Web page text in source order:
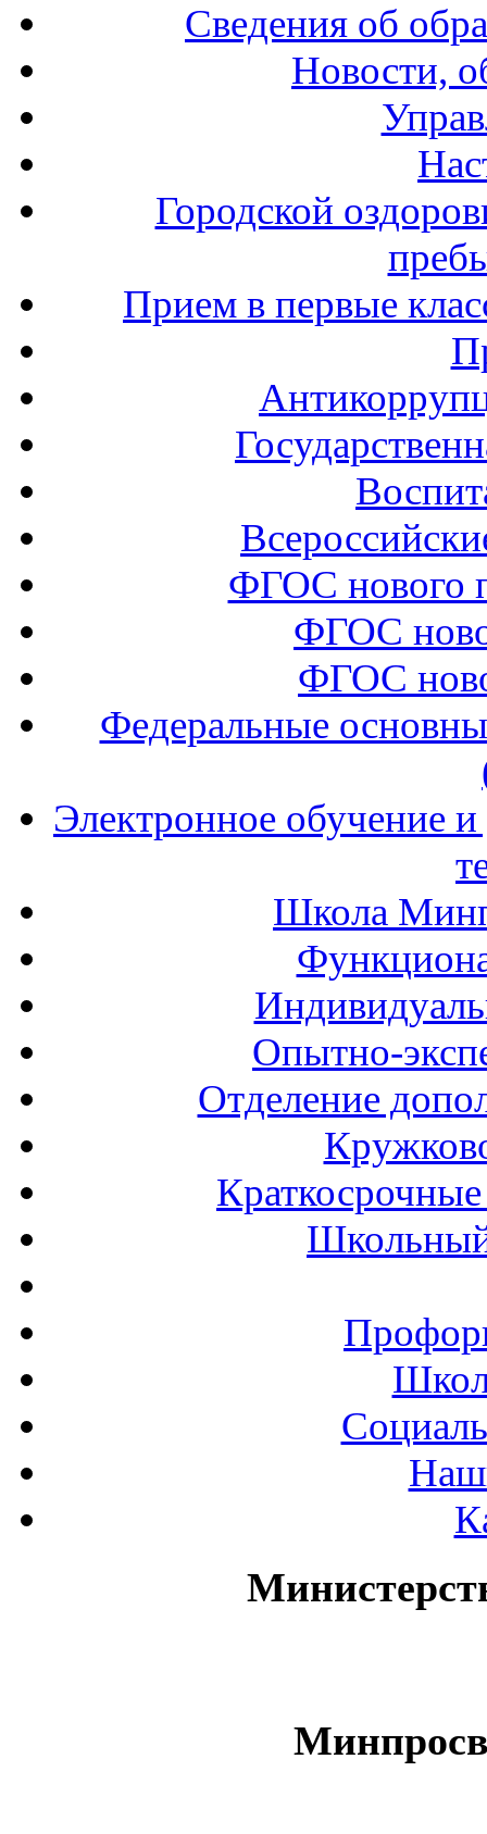
Сведения об
Новости,
Городской
Прием в первые
ФГОС нового
ФГОС
ФГОС
Федеральные
Электронное обучение
Школа
Опытно-
Отделение